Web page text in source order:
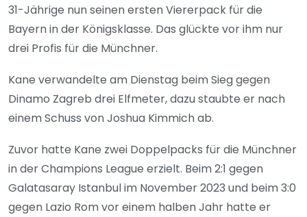
31-Jährige nun seinen ersten Viererpack für die
Bayern in der Königsklasse. Das glückte vor ihm nur
drei Profis für die Münchner.
Kane verwandelte am Dienstag beim Sieg gegen
Dinamo Zagreb drei Elfmeter, dazu staubte er nach
einem Schuss von Joshua Kimmich ab.
Zuvor hatte Kane zwei Doppelpacks für die Münchner
in der Champions League erzielt. Beim 2:1 gegen
Galatasaray Istanbul im November 2023 und beim 3:0
gegen Lazio Rom vor einem halben Jahr hatte er